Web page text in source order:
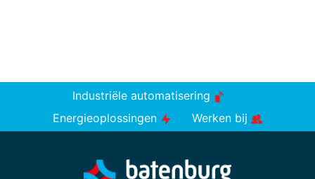
Industriële automatisering
Energieoplossingen
Werken bij